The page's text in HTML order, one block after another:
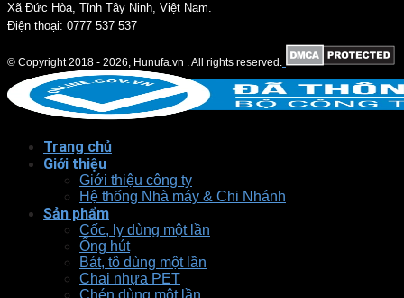
Xã Đức Hòa, Tỉnh Tây Ninh, Việt Nam.
Điện thoại: 0777 537 537
© Copyright 2018 - 2026, Hunufa.vn . All rights reserved.
Trang chủ
Giới thiệu
Giới thiệu công ty
Hệ thống Nhà máy & Chi Nhánh
Sản phẩm
Cốc, ly dùng một lần
Ống hút
Bát, tô dùng một lần
Chai nhựa PET